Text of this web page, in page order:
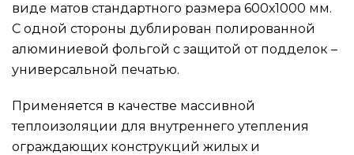
виде матов стандартного размера 600х1000 мм.
С одной стороны дублирован полированной
алюминиевой фольгой с защитой от подделок –
универсальной печатью.
Применяется в качестве массивной
теплоизоляции для внутреннего утепления
ограждающих конструкций жилых и